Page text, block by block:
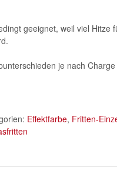
geeignet, weil viel Hitze
je nach
Effektfarbe, Fritten-